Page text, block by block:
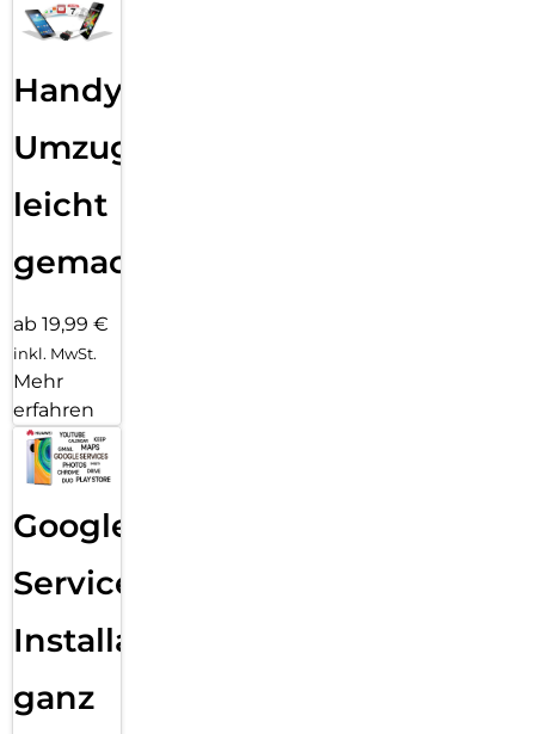
Handy
Umzug
leicht
gemacht!
ab 19,99 €
inkl. MwSt.
Mehr
erfahren
Google
Services
Installation
ganz